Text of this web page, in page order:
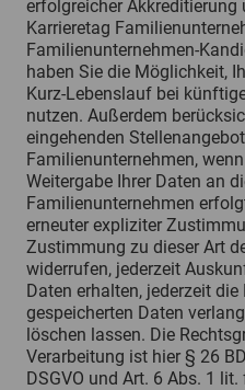
erfolgreicher
Karrieretag
Familienunternehmen-
haben Sie die Möglichkeit,
Kurz-Lebenslauf bei
nutzen. Außerdem
eingehenden
Familienunternehmen,
Weitergabe Ihrer Daten an
Familienunternehmen
erneuter expliziter
Zustimmung zu dieser Art
widerrufen, jederzeit
Daten erhalten, jederzeit
gespeicherten Daten
löschen lassen. Die
Verarbeitung ist hier § 26
DSGVO und Art. 6 Abs. 1 lit.